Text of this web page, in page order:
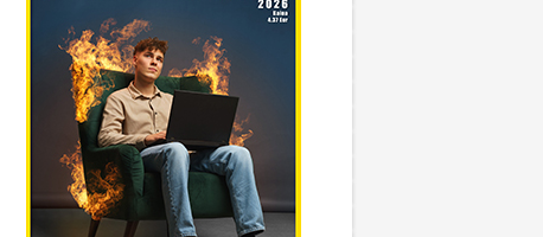
Sveiki, norėjau pasiklaust jeigu turi anglų ir
lietuvių valstybinį, turi B kategorija, bet gal šiek
tiek fiziškai silpnesnis esi tinkamas tarnybai? Ar
ta prasme fizo įskaita yra pagrindinis dalykas
įstoti į pasieniečių mokyklą?
Konsultuoja Lietuvos policijos mokykla
Sveiki, paskambinkite 070060076.